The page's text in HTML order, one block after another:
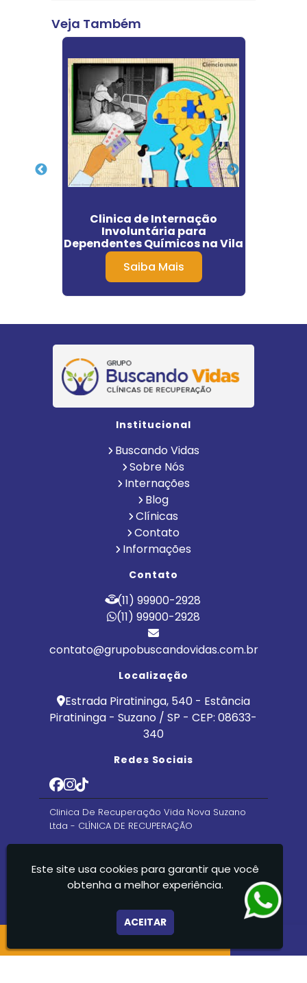
Veja Também
Clinica de Internação
Involuntária para
Dependentes Químicos na Vila
Esperança
Saiba Mais
Institucional
Buscando Vidas
Sobre Nós
Internações
Blog
Clínicas
Contato
Informações
Contato
(11) 99900-2928
(11) 99900-2928
contato@grupobuscandovidas.com.br
Localização
Estrada Piratininga, 540 - Estância
Piratininga - Suzano / SP - CEP: 08633-
340
Redes Sociais
Clinica De Recuperação Vida Nova Suzano
Ltda - CLÍNICA DE RECUPERAÇÃO
Este site usa cookies para garantir que você
obtenha a melhor experiência.
ACEITAR